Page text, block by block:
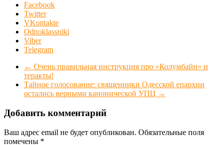
Facebook
Twitter
VKontakte
Odnoklassniki
Viber
Telegram
← Очень правильная инструкция про «Колумбайн» и
теракты!
Тайное голосование: священники Одесской епархии
остались верными канонической УПЦ →
Добавить комментарий
Ваш адрес email не будет опубликован. Обязательные поля
помечены *